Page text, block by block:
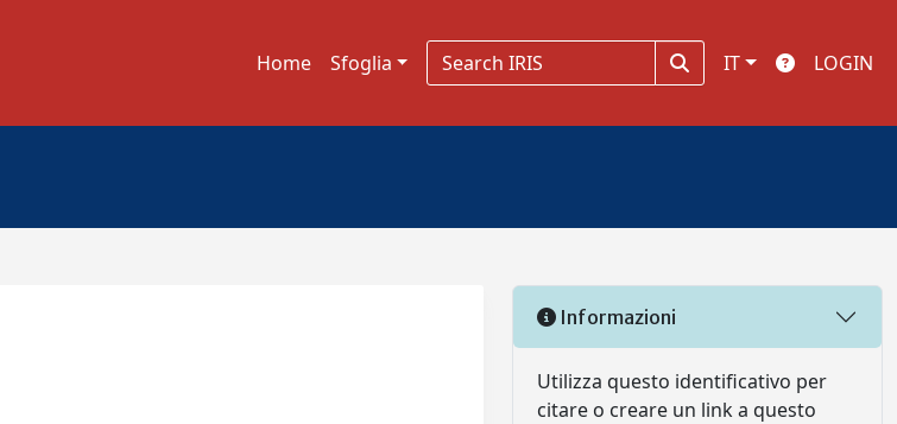
Home Sfoglia IT LOGIN
Informazioni
Utilizza questo identificativo per
citare o creare un link a questo